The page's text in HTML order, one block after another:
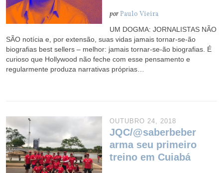
porPaulo Vieira
UM DOGMA: JORNALISTAS NÃO
SÃO notícia e, por extensão, suas vidas jamais tornar-se-ão
biografias best sellers – melhor: jamais tornar-se-ão biografias. É
curioso que Hollywood não feche com esse pensamento e
regularmente produza narrativas próprias…
OUTUBRO 24, 2018
JQC/@saberbeber
arma seu primeiro
treino em Cuiabá